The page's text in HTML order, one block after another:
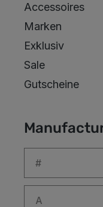
Accessoires
Marken
Exklusiv
Sale
Gutscheine
#
A